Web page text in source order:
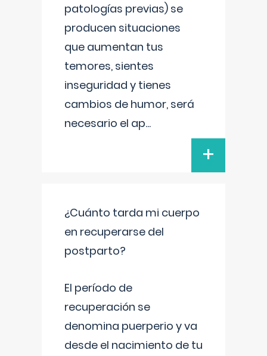
patologías previas) se
producen situaciones
que aumentan tus
temores, sientes
inseguridad y tienes
cambios de humor, será
necesario el ap...
+
¿Cuánto tarda mi cuerpo
en recuperarse del
postparto?
El período de
recuperación se
denomina puerperio y va
desde el nacimiento de tu